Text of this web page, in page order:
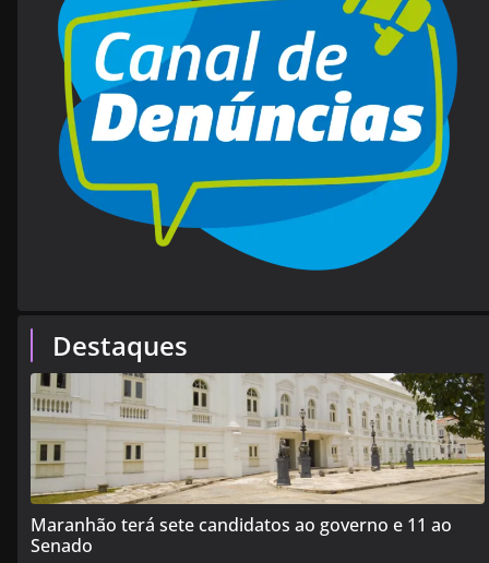
Destaques
Maranhão terá sete candidatos ao governo e 11 ao
Senado